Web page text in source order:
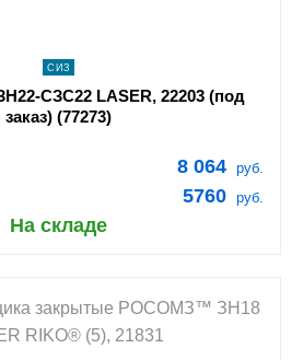
СИЗ
СЗС22 LASER, 22203 (под
заказ) (77273)
8 064 руб.
5760 руб.
На складе
В КОРЗИНУ